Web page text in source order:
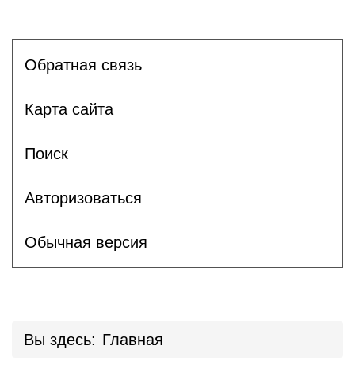
Обратная связь
Карта сайта
Поиск
Авторизоваться
Обычная версия
Вы здесь: Главная